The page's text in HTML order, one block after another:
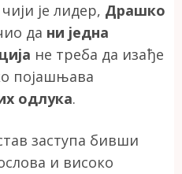
чији је лидер, Драшко
да ни једна
не треба да изађе
појашњава
одлука.
заступа бивши
и високо